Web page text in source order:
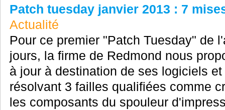
Patch tuesday janvier 2013 : 7
Actualité
Pour ce premier "Patch Tuesday" de
jours, la firme de Redmond nous
à jour à destination de ses logiciels
résolvant 3 failles qualifiées comme
les composants du spouleur